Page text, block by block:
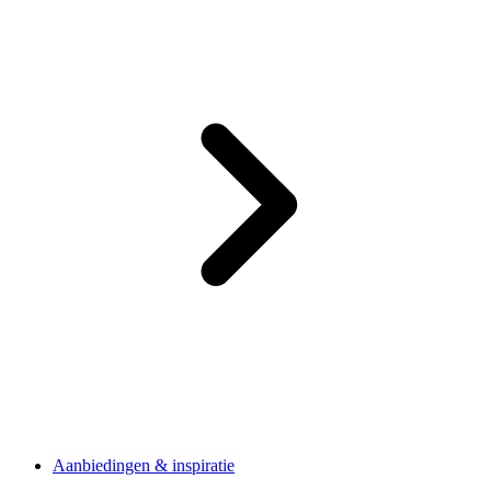
Aanbiedingen & inspiratie